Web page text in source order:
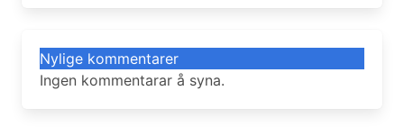
Nylige kommentarer
Ingen kommentarar å syna.